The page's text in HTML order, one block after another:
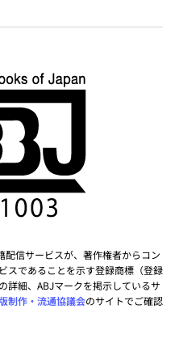
信サービスが、著作権者からコン
スであることを示す登録商標（登録
詳細、ABJマークを掲示しているサ
制作・流通協議会のサイトでご確認